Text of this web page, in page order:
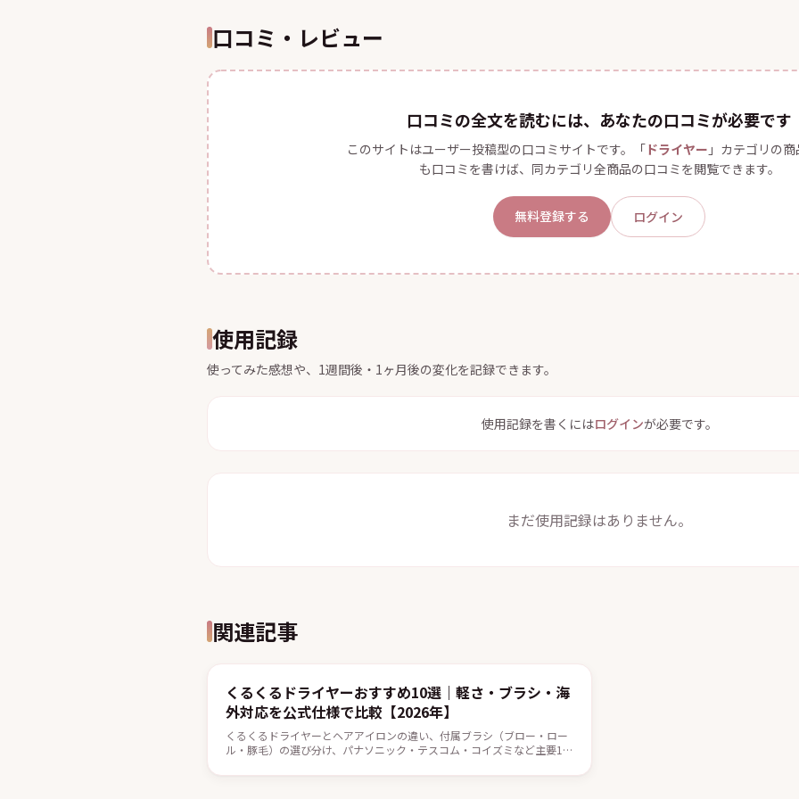
口コミ・レビュー
口コミの全文を読むには、あなたの口コミが必要です
このサイトはユーザー投稿型の口コミサイトです。「ドライヤー 」カテゴリの
も口コミを書けば、同カテゴリ全商品の口コミを閲覧できます。
無料登録する ログイン
使用記録
使ってみた感想や、1週間後・1ヶ月後の変化を記録できます。
使用記録を書くにはログインが必要です。
まだ使用記録はありません。
関連記事
くるくるドライヤーおすすめ10選｜軽さ・ブラシ・海
外対応を公式仕様で比較【2026年】
くるくるドライヤーとヘアアイロンの違い、付属ブラシ（ブロー・ロー
ル・豚毛）の選び分け、パナソニック・テスコム・コイズミなど主要10
た。